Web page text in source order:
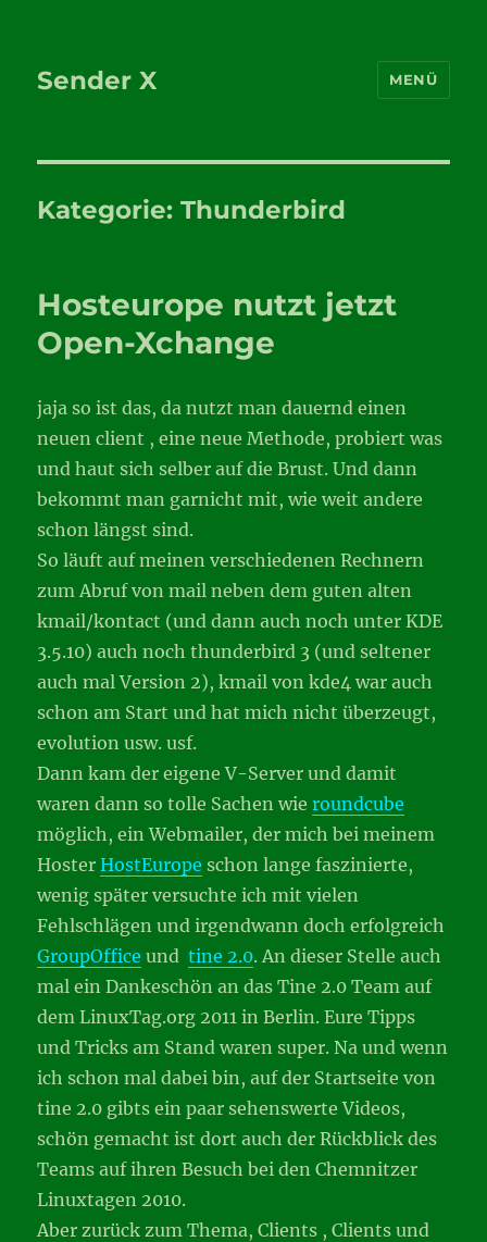
Sender X MENÜ
Kategorie:Thunderbird
Hosteurope nutzt jetzt
Open-Xchange
jaja so ist das, da nutzt man dauernd einen
neuen client , eine neue Methode, probiert was
und haut sich selber auf die Brust. Und dann
bekommt man garnicht mit, wie weit andere
schon längst sind.
So läuft auf meinen verschiedenen Rechnern
zum Abruf von mail neben dem guten alten
kmail/kontact (und dann auch noch unter KDE
3.5.10) auch noch thunderbird 3 (und seltener
auch mal Version 2), kmail von kde4 war auch
schon am Start und hat mich nicht überzeugt,
evolution usw. usf.
Dann kam der eigene V-Server und damit
waren dann so tolle Sachen wieroundcube
möglich, ein Webmailer, der mich bei meinem
HosterHostEurope schon lange faszinierte,
wenig später versuchte ich mit vielen
Fehlschlägen und irgendwann doch erfolgreich
GroupOffice undtine 2.0. An dieser Stelle auch
mal ein Dankeschön an das Tine 2.0 Team auf
dem LinuxTag.org 2011 in Berlin. Eure Tipps
und Tricks am Stand waren super. Na und wenn
ich schon mal dabei bin, auf der Startseite von
tine 2.0 gibts ein paar sehenswerte Videos,
schön gemacht ist dort auch der Rückblick des
Teams auf ihren Besuch bei den Chemnitzer
Linuxtagen 2010.
Aber zurück zum Thema, Clients , Clients und